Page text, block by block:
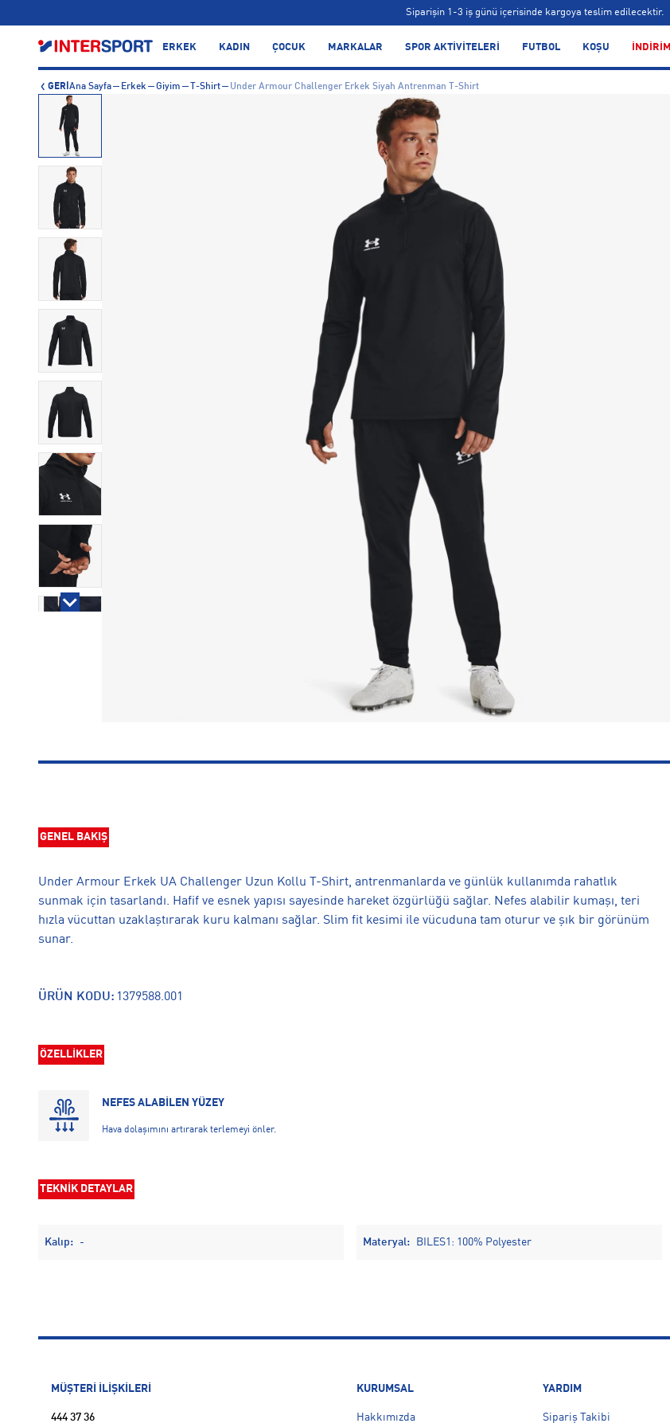
Siparişin 1-3 iş günü içerisinde kargoya teslim edilecektir.
Bonus kartlara özel vade farksız taksit seçenekleri!
Siparişin 1-3 iş günü içerisinde kargoya teslim edilecektir.
Bonus kartlara özel vade farksız taksit seçenekleri!
ERKEK KADIN ÇOCUK MARKALAR SPOR AKTİVİTELERİ FUTBOL KOŞU İNDİRİM
GERİ Ana Sayfa Erkek Giyim T-Shirt Under Armour Challenger Erkek Siyah Antrenman T-Shirt
GENEL BAKIŞ
Under Armour Erkek UA Challenger Uzun Kollu T-Shirt, antrenmanlarda ve günlük kullanımda rahatlık
sunmak için tasarlandı. Hafif ve esnek yapısı sayesinde hareket özgürlüğü sağlar. Nefes alabilir kumaşı, teri
hızla vücuttan uzaklaştırarak kuru kalmanı sağlar. Slim fit kesimi ile vücuduna tam oturur ve şık bir görünüm
sunar.
ÜRÜN KODU: 1379588.001
ÖZELLİKLER
NEFES ALABİLEN YÜZEY
Hava dolaşımını artırarak terlemeyi önler.
TEKNİK DETAYLAR
Kalıp: - Materyal: BILES1: 100% Polyester
MÜŞTERİ İLİŞKİLERİ
444 37 36
KURUMSAL
Hakkımızda
YARDIM
Sipariş Takibi